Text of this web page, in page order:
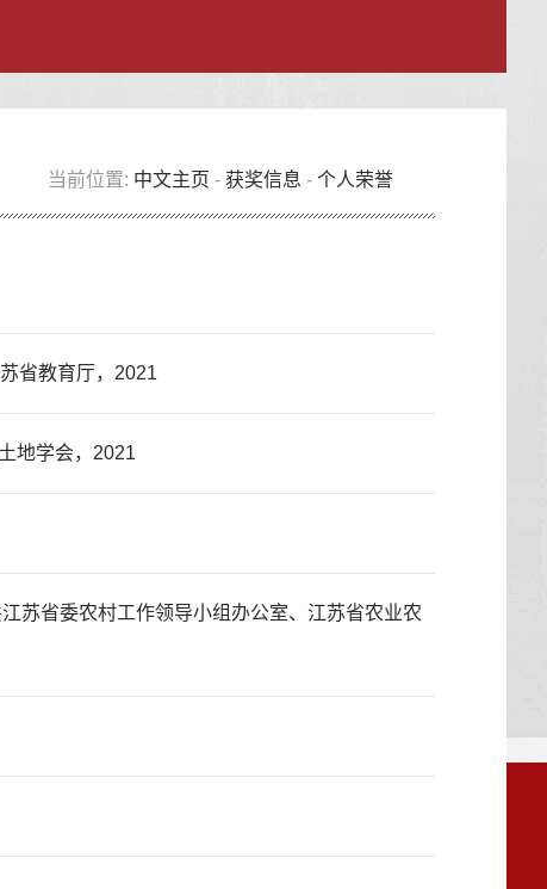
当前位置: 中文主页 -获奖信息 -个人荣誉
省教育厅，2021
地学会，2021
苏省委农村工作领导小组办公室、江苏省农业农